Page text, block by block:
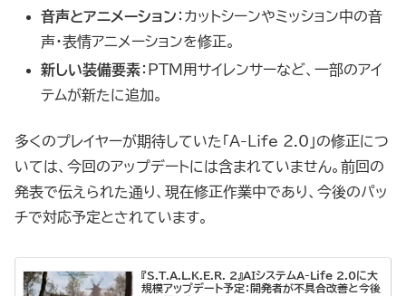
音声とアニメーション ：カットシーンやミッション中の音
声・表情アニメーションを修正。
新しい装備要素：PTM用サイレンサーなど、一部のアイ
テムが新たに追加。
多くのプレイヤーが期待していた「A-Life 2.0」の修正につ
いては、今回のアップデートには含まれていません。前回の
発表で伝えられた通り、現在修正作業中であり、今後のパッ
チで対応予定とされています。
『S.T.A.L.K.E.R. 2』AIシステムA-Life 2.0に大
規模アップデート予定：開発者が不具合改善と今後